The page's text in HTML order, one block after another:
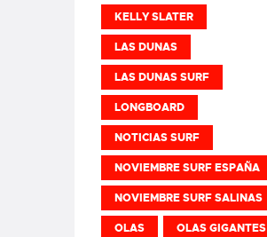
KELLY SLATER
LAS DUNAS
LAS DUNAS SURF
LONGBOARD
NOTICIAS SURF
NOVIEMBRE SURF ESPAÑA
NOVIEMBRE SURF SALINAS
OLAS OLAS GIGANTES